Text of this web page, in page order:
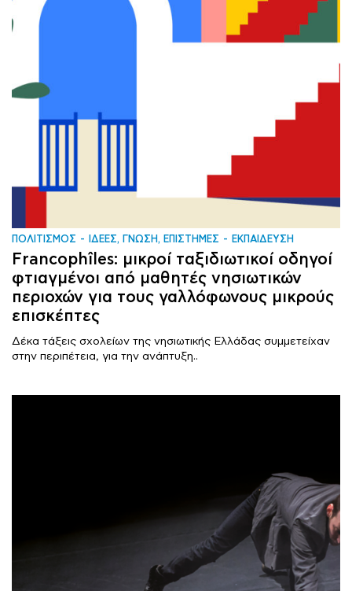
ΠΟΛΙΤΙΣΜΟΣ ΙΔΕΕΣ, ΓΝΩΣΗ, ΕΠΙΣΤΗΜΕΣ ΕΚΠΑΙΔΕΥΣΗ
Francophîles: μικροί ταξιδιωτικοί οδηγοί
φτιαγμένοι από μαθητές νησιωτικών
περιοχών για τους γαλλόφωνους μικρούς
επισκέπτες
Δέκα τάξεις σχολείων της νησιωτικής Ελλάδας συμμετείχαν
στην περιπέτεια, για την ανάπτυξη..